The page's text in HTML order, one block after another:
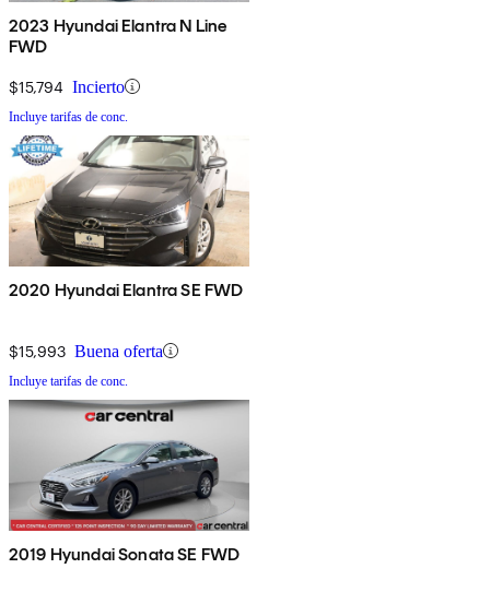
2023 Hyundai Elantra N Line
FWD
$15,794 Incierto
Incluye tarifas de conc.
2020 Hyundai Elantra SE FWD
$15,993 Buena oferta
Incluye tarifas de conc.
2019 Hyundai Sonata SE FWD